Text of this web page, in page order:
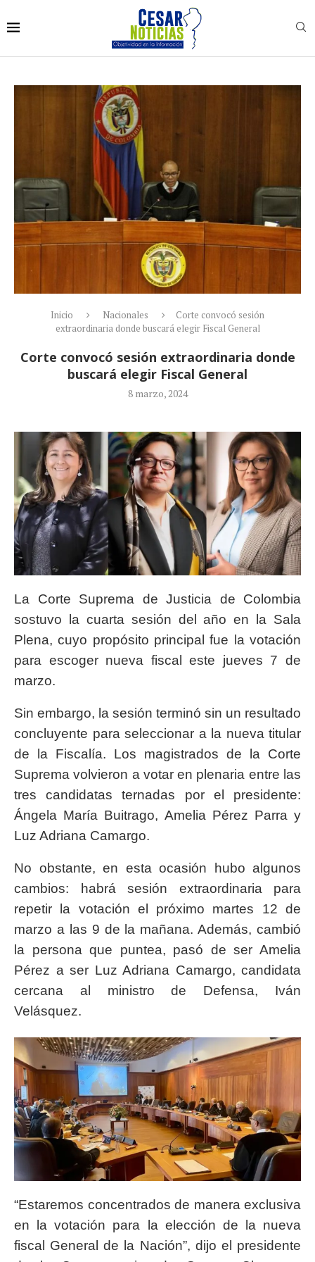
Inicio Nacionales
Corte convocó sesión
extraordinaria donde buscará elegir Fiscal General
Corte convocó sesión extraordinaria donde
buscará elegir Fiscal General
8 marzo, 2024
La Corte Suprema de Justicia de Colombia
sostuvo la cuarta sesión del año en la Sala
Plena, cuyo propósito principal fue la votación
para escoger nueva fiscal este jueves 7 de
marzo.
Sin embargo, la sesión terminó sin un resultado
concluyente para seleccionar a la nueva titular
de la Fiscalía. Los magistrados de la Corte
Suprema volvieron a votar en plenaria entre las
tres candidatas ternadas por el presidente:
Ángela María Buitrago, Amelia Pérez Parra y
Luz Adriana Camargo.
No obstante, en esta ocasión hubo algunos
cambios: habrá sesión extraordinaria para
repetir la votación el próximo martes 12 de
marzo a las 9 de la mañana. Además, cambió
la persona que puntea, pasó de ser Amelia
Pérez a ser Luz Adriana Camargo, candidata
cercana al ministro de Defensa, Iván
Velásquez.
“Estaremos concentrados de manera exclusiva
en la votación para la elección de la nueva
fiscal General de la Nación”, dijo el presidente